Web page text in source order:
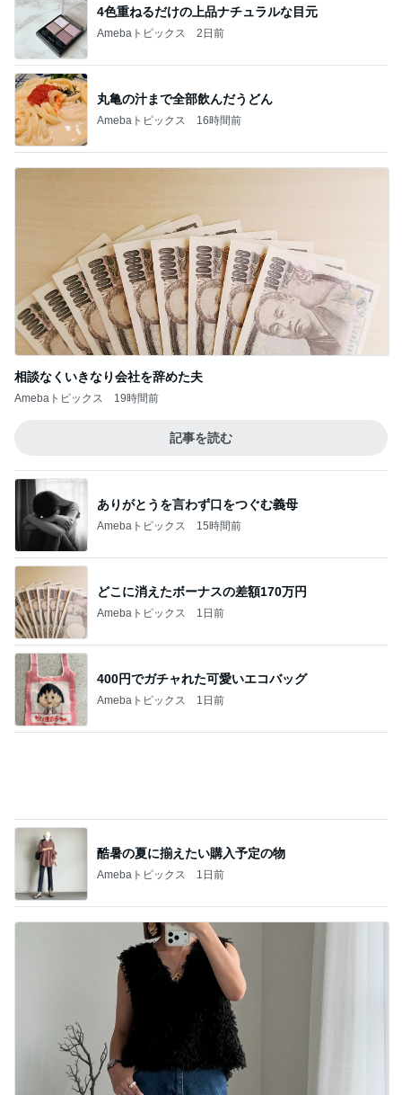
ありがとうを言わず口をつぐむ義母
Amebaトピックス
どこに消えたボーナスの差額170万円
400円でガチャれた可愛いエコバッグ
Amebaトピックス 1日前
酷暑の夏に揃えたい購入予定の物
Amebaトピックス 1日前
3年愛用して元が取れるアイテム
Amebaトピックス
記事を読む
1日1捨てで片付かない本当の理由
薬丸裕英 妻と食べた2種の鮭定食
お気に入りすぎて3色目も購入
Amebaトピックス 14時間前
1学期で5人も引っ越してしまったクラス